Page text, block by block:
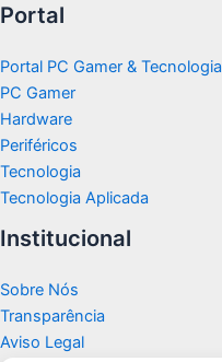
Portal
Portal PC Gamer & Tecnologia
PC Gamer
Hardware
Periféricos
Tecnologia
Tecnologia Aplicada
Institucional
Sobre Nós
Transparência
Aviso Legal